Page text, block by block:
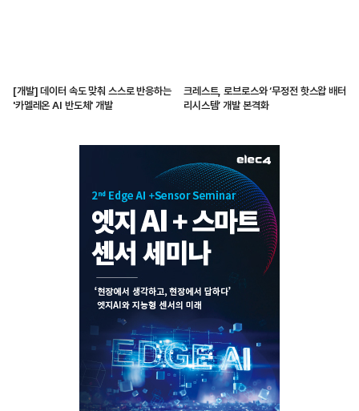
[개발] 데이터 속도 맞춰 스스로 반응하는
'카멜레온 AI 반도체' 개발
크레스트, 로브로스와 ‘무정전 핫스왑 배터
리시스템’ 개발 본격화